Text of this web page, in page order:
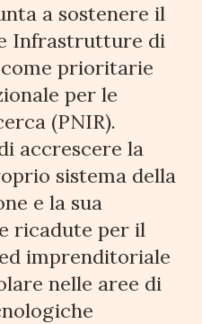
a sostenere il
Infrastrutture di
prioritarie
per le
(PNIR).
accrescere la
sistema della
e la sua
ricadute per il
imprenditoriale
nelle aree di